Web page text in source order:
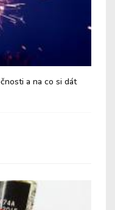
a na co si dát